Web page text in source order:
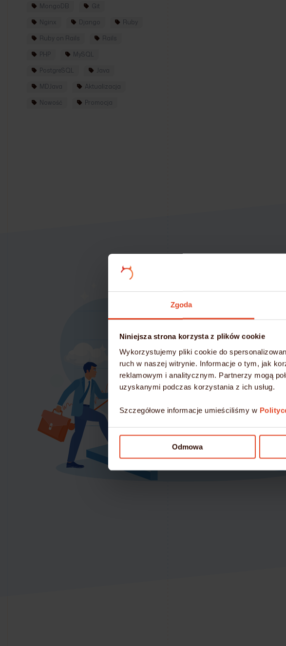
Zgoda
Niniejsza strona korzysta z plików cookie
Wykorzystujemy pliki cookie do
ruch w naszej witrynie. Informacje o tym, jak
reklamowym i analitycznym. Partnerzy mogą
uzyskanymi podczas korzystania z ich usług.
Szczegółowe informacje umieściliśmy w
Odmowa
MongoDB
Git
Nginx
Django
Ruby
Ruby on Rails
Rails
PHP
MySQL
PostgreSQL
Java
MDJava
Aktualizacja
Nowość
Promocja